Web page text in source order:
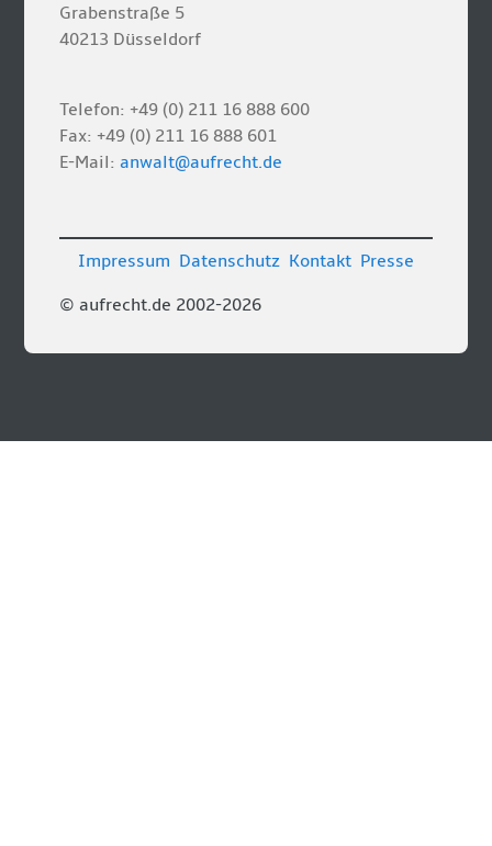
Grabenstraße 5
40213 Düsseldorf
Telefon: +49 (0) 211 16 888 600
Fax: +49 (0) 211 16 888 601
E-Mail:anwalt@aufrecht.de
© aufrecht.de 2002-2026
Impressum Datenschutz Kontakt Presse